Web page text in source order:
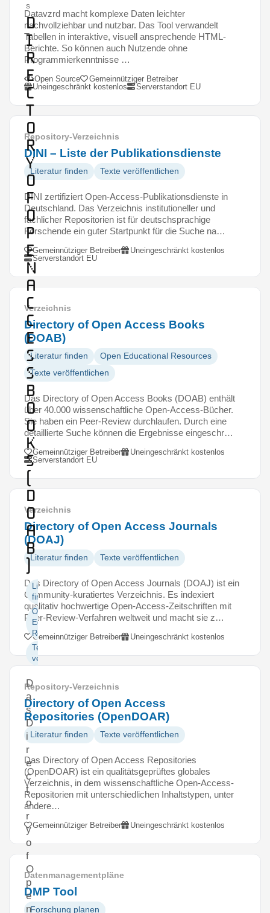
s
D
i
r
e
c
t
o
r
y
o
f
O
p
e
n
A
c
c
e
s
s
B
o
o
k
s
(
D
O
A
B
)
Literatur
finden
Open
Educational
Resources
Texte
veröffentlichen
D
a
s
D
i
r
e
c
t
o
r
y
o
f
O
p
e
n
Datavzrd macht komplexe Daten leichter
nachvollziehbar und nutzbar. Das Tool verwandelt
Tabellen in interaktive, visuell ansprechende HTML-
Berichte. So können auch Nutzende ohne
Programmierkenntnisse …
Open Source
Gemeinnütziger Betreiber
Uneingeschränkt kostenlos
Serverstandort EU
Repository-Verzeichnis
DINI – Liste der Publikationsdienste
Literatur finden Texte veröffentlichen
DINI zertifiziert Open-Access-Publikationsdienste in
Deutschland. Das Verzeichnis institutioneller und
fachlicher Repositorien ist für deutschsprachige
Forschende ein guter Startpunkt für die Suche na…
Gemeinnütziger Betreiber
Uneingeschränkt kostenlos
Serverstandort EU
Verzeichnis
Directory of Open Access Books
(DOAB)
Literatur finden
Open Educational Resources
Texte veröffentlichen
Das Directory of Open Access Books (DOAB) enthält
über 40.000 wissenschaftliche Open-Access-Bücher.
Sie haben ein Peer-Review durchlaufen. Durch eine
detaillierte Suche können die Ergebnisse eingeschr…
Gemeinnütziger Betreiber
Uneingeschränkt kostenlos
Serverstandort EU
Verzeichnis
Directory of Open Access Journals
(DOAJ)
Literatur finden Texte veröffentlichen
Das Directory of Open Access Journals (DOAJ) ist ein
Community-kuratiertes Verzeichnis. Es indexiert
qualitativ hochwertige Open-Access-Zeitschriften mit
Peer-Review-Verfahren weltweit und macht sie z…
Gemeinnütziger Betreiber Uneingeschränkt kostenlos
Repository-Verzeichnis
Directory of Open Access
Repositories (OpenDOAR)
Literatur finden Texte veröffentlichen
Das Directory of Open Access Repositories
(OpenDOAR) ist ein qualitätsgeprüftes globales
Verzeichnis, in dem wissenschaftliche Open-Access-
Repositorien mit unterschiedlichen Inhaltstypen, unter
andere…
Gemeinnütziger Betreiber Uneingeschränkt kostenlos
Datenmanagementpläne
DMP Tool
Forschung planen